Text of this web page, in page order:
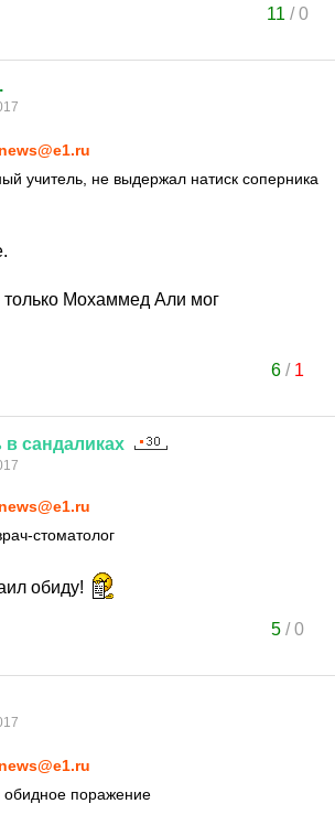
11 /0
news@e1.ru
учитель, не выдержал натиск соперника
только Мохаммед Али мог
6/ 1
в сандаликах
news@e1.ru
стоматолог
обиду!
5/0
news@e1.ru
обидное поражение